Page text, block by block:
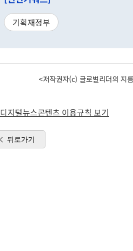
기획재정부
<저작권자(c) 글로벌리더의 지
디지털뉴스콘텐츠 이용규칙 보기
뒤로가기